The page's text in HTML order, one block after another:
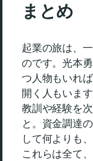
まとめ
起業の旅は、
のです。光本
つ人物もいれ
開く人もいま
教訓や経験を
と。資金調達
して何よりも
これらは全て